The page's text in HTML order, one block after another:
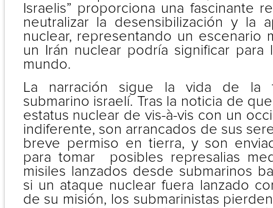
Israelis” proporciona una fascinante
neutralizar la desensibilización y la
nuclear, representando un escenario
un Irán nuclear podría significar
mundo.
La narración sigue la vida de la
submarino israelí. Tras la noticia de
estatus nuclear de vis-à-vis con un
indiferente, son arrancados de sus
breve permiso en tierra, y son
para tomar posibles represalias
misiles lanzados desde submarinos
si un ataque nuclear fuera lanzado
de su misión, los submarinistas